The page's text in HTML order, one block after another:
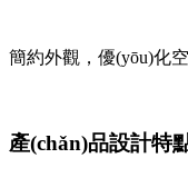
簡約外觀，優(yōu)化
產(chǎn)品設計特